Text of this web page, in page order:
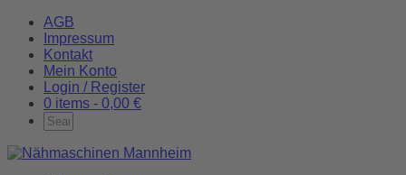
AGB
Impressum
Kontakt
Mein Konto
Login / Register
0 items - 0,00 €